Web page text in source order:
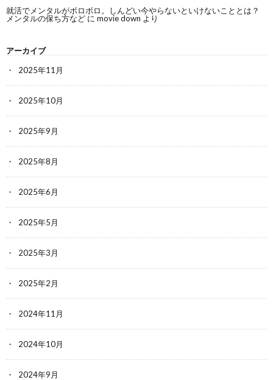
就活でメンタルがボロボロ。しんどい今やらないといけないこととは？
メンタルの保ち方など に movie down より
アーカイブ
2025年11月
2025年10月
2025年9月
2025年8月
2025年6月
2025年5月
2025年3月
2025年2月
2024年11月
2024年10月
2024年9月